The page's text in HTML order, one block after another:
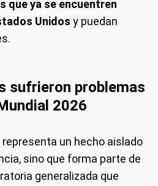
que ya se encuentren
Unidos y puedan
sufrieron problemas
2026
representa un hecho aislado
sino que forma parte de
generalizada que